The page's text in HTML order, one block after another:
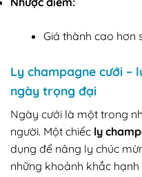
Giá thành cao hơn
Ly champagne cưới –
ngày trọng đại
Ngày cưới là một trong
người. Một chiếc ly
dụng để nâng ly chúc
những khoảnh khắc